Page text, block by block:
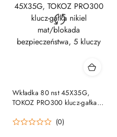
Wkładka 80 nst 45X35G,
TOKOZ PRO300 klucz-gałka
bezpieczeństwa, 5 kluczy
(0)